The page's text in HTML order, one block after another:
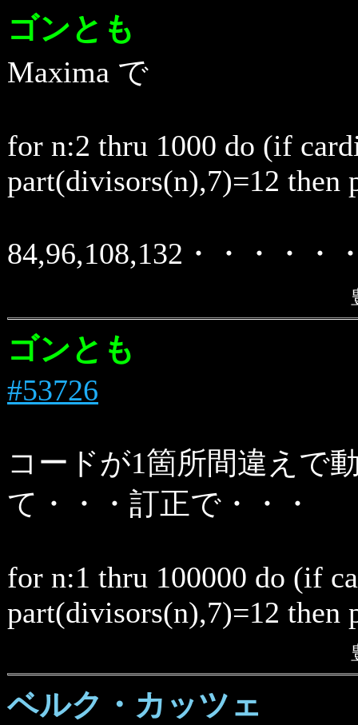
ゴンとも
Maxima で
for n:2 thru 1000 do (if
part(divisors(n),7)=12 then
84,96,108,132・・・・・
ゴンとも
#53726
コードが1箇所間違えで
て・・・訂正で・・・
for n:1 thru 100000 do (if
part(divisors(n),7)=12 then
ベルク・カッツェ